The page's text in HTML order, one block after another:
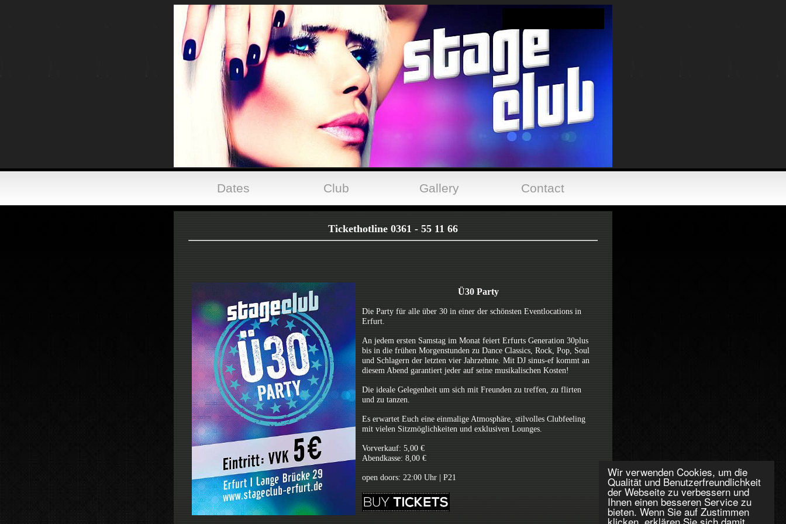
Wir verwenden Cookies, um die
Qualität und Benutzerfreundlichkeit
der Webseite zu verbessern und
Ihnen einen besseren Service zu
bieten. Wenn Sie auf Zustimmen
Dates Club Gallery Contact
Tickethotline 0361 - 55 11 66
Ü30 Party
Die Party für alle über 30 in einer der schönsten Eventlocations in
Erfurt.
An jedem ersten Samstag im Monat feiert Erfurts Generation 30plus
bis in die frühen Morgenstunden zu Dance Classics, Rock, Pop, Soul
und Schlagern der letzten vier Jahrzehnte. Mit DJ sinus-ef kommt an
diesem Abend garantiert jeder auf seine musikalischen Kosten!
Die ideale Gelegenheit um sich mit Freunden zu treffen, zu flirten
und zu tanzen.
Es erwartet Euch eine einmalige Atmosphäre, stilvolles Clubfeeling
mit vielen Sitzmöglichkeiten und exklusiven Lounges.
Vorverkauf: 5,00 €
Abendkasse: 8,00 €
open doors: 22:00 Uhr | P21